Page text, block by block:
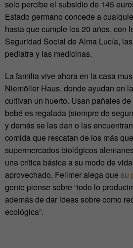
solo percibe el subsidio de 145
Estado germano concede a
hasta que cumple los 20 años, con
Seguridad Social de Alma Lucía,
pediatra y las medicinas.
La familia vive ahora en la casa
Niemöller Haus, donde ayudan en
cultivan un huerto. Usan pañales
bebé es regalada (siempre de
y demás se las dan o las
comida que rescatan de los más
supermercados biológicos
una crítica básica a su modo de
aprovechado, Fellmer alega que su
gente piense sobre “todo lo
además de dar ideas sobre como
ecológica”.